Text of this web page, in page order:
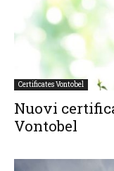
Certificates Vontobel
Nuovi
Vontobel